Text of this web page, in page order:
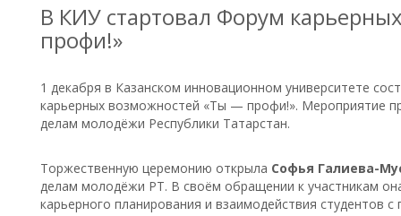
В КИУ стартовал Форум
профи!»
1 декабря в Казанском инновационном университете
карьерных возможностей «Ты — профи!». Мероприятие
делам молодёжи Республики Татарстан.
Торжественную церемонию открыла Софья Галиева-
делам молодёжи РТ. В своём обращении к участникам
карьерного планирования и взаимодействия студентов